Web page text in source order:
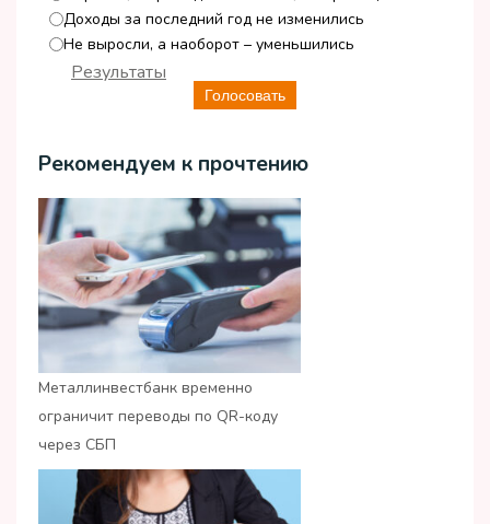
Доходы за последний год не изменились
Не выросли, а наоборот – уменьшились
Голосовать
Результаты
Рекомендуем к прочтению
Металлинвестбанк временно
ограничит переводы по QR-коду
через СБП